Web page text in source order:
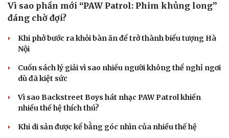
Vì sao phần mới “PAW Patrol: Phim khủng long”
đáng chờ đợi?
Khi phở bước ra khỏi bàn ăn để trở thành biểu tượng Hà
Nội
Cuốn sách lý giải vì sao nhiều người không thể nghỉ ngơi
dù đã kiệt sức
Vì sao Backstreet Boys hát nhạc PAW Patrol khiến
nhiều thế hệ thích thú?
Khi di sản được kể bằng góc nhìn của nhiều thế hệ